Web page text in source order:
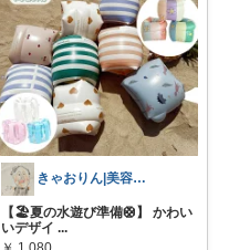
きゃおりん|美容好き3児ママ
【🏖️夏の水遊び準備🛟】 かわい
いデザイ ...